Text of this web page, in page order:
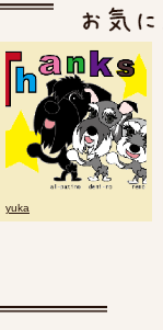
yuka